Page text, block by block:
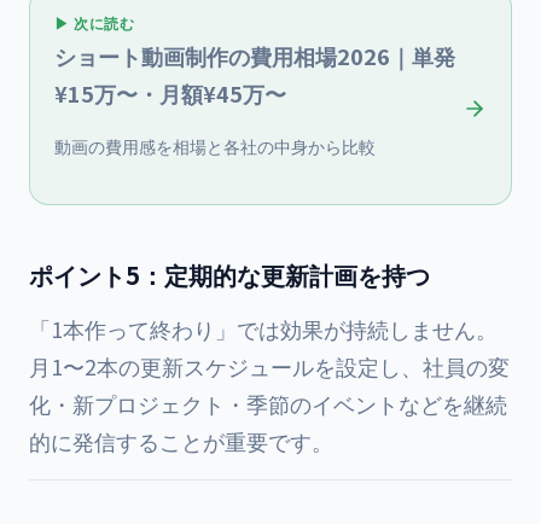
▶ 次に読む
ショート動画制作の費用相場2026｜単発
¥15万〜・月額¥45万〜
動画の費用感を相場と各社の中身から比較
ポイント5：定期的な更新計画を持つ
「1本作って終わり」では効果が持続しません。
月1〜2本の更新スケジュールを設定し、社員の変
化・新プロジェクト・季節のイベントなどを継続
的に発信することが重要です。